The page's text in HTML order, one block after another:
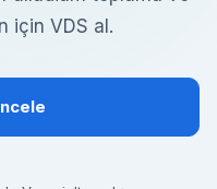
için VDS al.